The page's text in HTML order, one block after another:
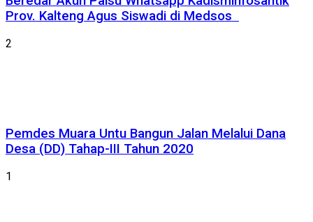
Prov. Kalteng Agus Siswadi di Medsos
2
Pemdes Muara Untu Bangun Jalan Melalui Dana
Desa (DD) Tahap-III Tahun 2020
1